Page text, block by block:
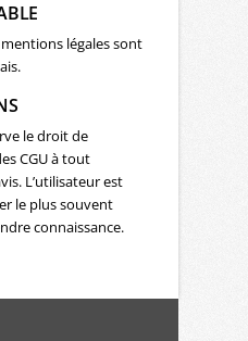
légales sont
le droit de
CGU à tout
L’utilisateur est
le plus souvent
connaissance.